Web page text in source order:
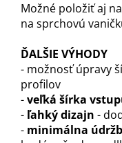
Možné položiť aj
na sprchovú
ĎALŠIE VÝHODY
- možnosť úpravy
profilov
-veľká šírka
- ľahký dizajn -
- minimálna